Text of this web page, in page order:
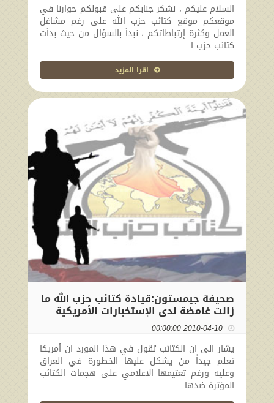
السلام عليكم ، نشكر جنابكم على قبولكم حوارنا في
موقعكم موقع كتائب حزب الله على رغم مشاغل
العمل وكثرة إرتباطاتكم ، نبدأ بالسؤال من حيث بدأت
كتائب حزب ا...
اقرا المزيد
صحيفة جيمستون:قيادة كتائب حزب الله ما
زالت غامضة لدى الإستخبارات الأمريكية
2010-04-10 00:00:00
يشار الى ان الكتائب تقول في هذا المورد ان أمريكا
تعلم جيداً من يشكل عليها الخطورة في العراق
وعليه ورغم تعتيمها الاعلامي على هجمات الكتائب
المؤثرة ضدها...